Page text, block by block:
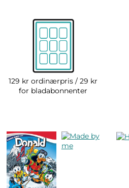
129 kr ordinærpris / 29 kr
for bladabonnenter